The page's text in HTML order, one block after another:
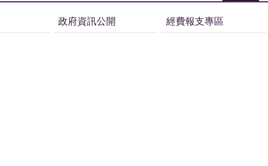
政府資訊公開 經費報支專區